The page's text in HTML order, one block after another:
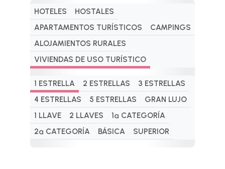
HOTELES
HOSTALES
APARTAMENTOS TURÍSTICOS
CAMPINGS
ALOJAMIENTOS RURALES
VIVIENDAS DE USO TURÍSTICO
1 ESTRELLA 2 ESTRELLAS
3 ESTRELLAS
4 ESTRELLAS
5 ESTRELLAS
GRAN LUJO
1 LLAVE
2 LLAVES
1ª CATEGORÍA
2ª CATEGORÍA
BÁSICA SUPERIOR